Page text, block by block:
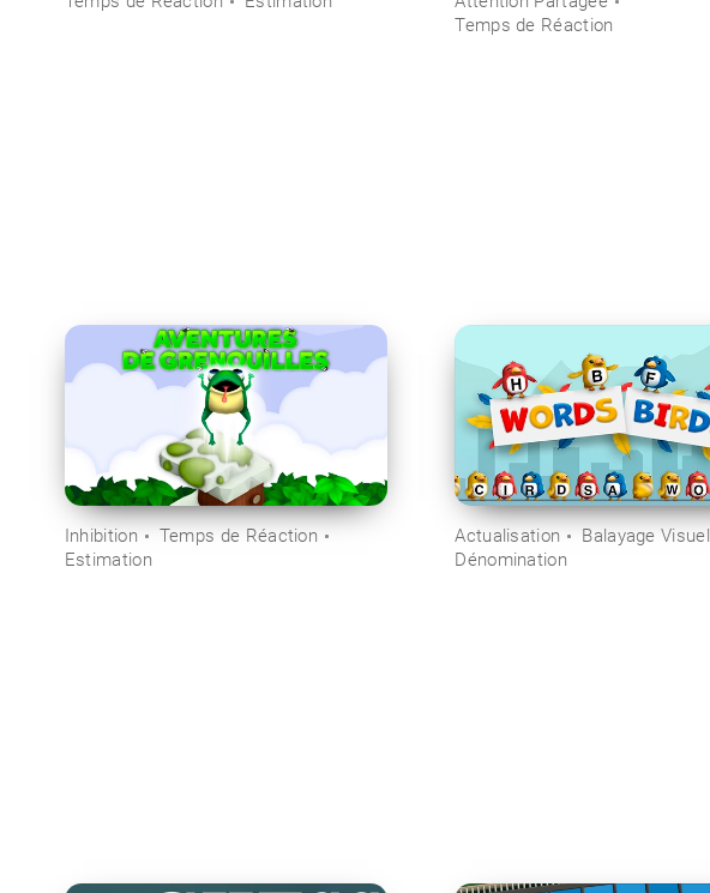
Temps de Réaction
Inhibition
Temps de Réaction
Estimation
Actualisation
Balayage Visuel
Dénomination